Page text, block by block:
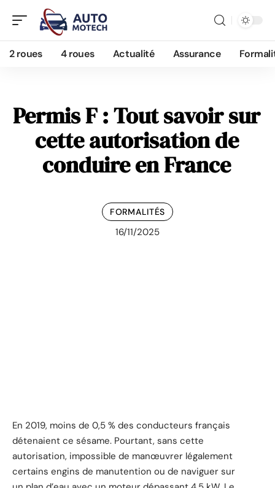
2 roues 4 roues Actualité Assurance
Permis F : Tout savoir sur
cette autorisation de
conduire en France
FORMALITÉS
16/11/2025
En 2019, moins de 0,5 % des conducteurs français
détenaient ce sésame. Pourtant, sans cette
autorisation, impossible de manœuvrer légalement
certains engins de manutention ou de naviguer sur